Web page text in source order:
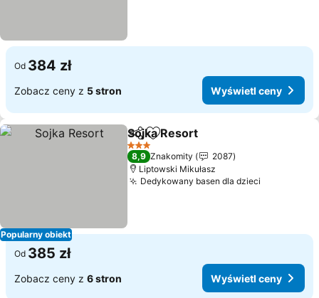
Od 384 zł
Zobacz ceny z 5 stron Wyświetl ceny
Popularny obiekt
Udostępnij
Dodaj do ulubionych
Sojka Resort
3 Kategoria
8,9 Znakomity
2087
Liptowski Mikułasz
Dedykowany basen dla dzieci
Od 385 zł
Zobacz ceny z 6 stron Wyświetl ceny